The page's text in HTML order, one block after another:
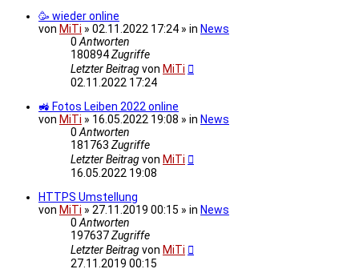
🥳 wieder online
von MiTi » 02.11.2022 17:24 » in News
0Antworten
180894Zugriffe
Letzter Beitragvon MiTi
02.11.2022 17:24
🚜 Fotos Leiben 2022 online
von MiTi » 16.05.2022 19:08 » in News
0Antworten
181763 Zugriffe
Letzter Beitragvon MiTi
16.05.2022 19:08
HTTPS Umstellung
von MiTi » 27.11.2019 00:15 » in News
0Antworten
197637Zugriffe
Letzter Beitragvon MiTi
27.11.2019 00:15